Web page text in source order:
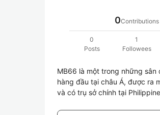
0Contributions
0
Posts
1
Followees
MB66 là một trong những sân
hàng đầu tại châu Á, được ra
và có trụ sở chính tại